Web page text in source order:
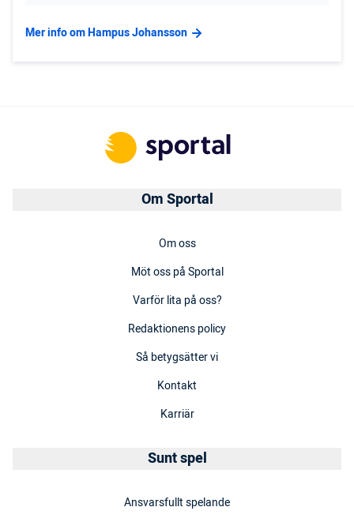
Mer info om Hampus Johansson
Om Sportal
Om oss
Möt oss på Sportal
Varför lita på oss?
Redaktionens policy
Så betygsätter vi
Kontakt
Karriär
Sunt spel
Ansvarsfullt spelande